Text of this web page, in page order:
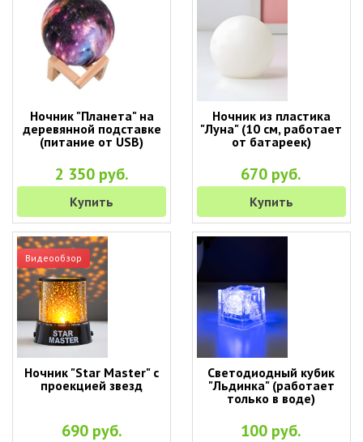
Ночник "Планета" на
деревянной подставке
(питание от USB)
2 350 руб.
Купить
Ночник из пластика
"Луна" (10 см, работает
от батареек)
670 руб.
Купить
Видеообзор
Ночник "Star Master" с
проекцией звезд
690 руб.
Светодиодный кубик
"Льдинка" (работает
только в воде)
100 руб.